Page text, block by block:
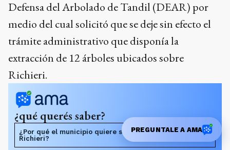
Defensa del Arbolado de Tandil (DEAR) por
medio del cual solicitó que se deje sin efecto el
trámite administrativo que disponía la
extracción de 12 árboles ubicados sobre
Richieri.
¿qué querés saber?
¿Por qué el municipio quiere sacar los árboles de
Richieri?
PREGUNTALE A AMA